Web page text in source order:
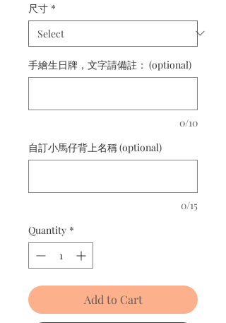
尺寸 *
手繪生日牌，文字請備註： (optional)
0/10
自訂小馬仔背上名稱 (optional)
0/15
Quantity *
Add to Cart